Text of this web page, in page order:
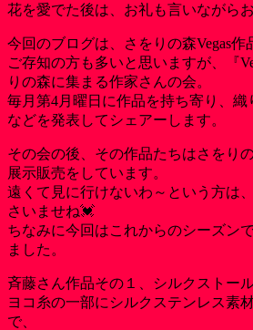
花を愛でた後は、お礼も言いながら
今回のブログは、さをりの森Vegas作
ご存知の方も多いと思いますが、『
りの森に集まる作家さんの会。
毎月第4月曜日に作品を持ち寄り、織
などを発表してシェアーします。
その会の後、その作品たちはさをり
展示販売をしています。
遠くて見に行けないわ～という方は
さいませね💓
ちなみに今回はこれからのシーズン
ました。
斉藤さん作品その１、シルクストール
ヨコ糸の一部にシルクステンレス素
で、